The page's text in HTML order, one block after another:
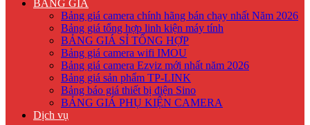
BẢNG GIÁ
Bảng giá camera chính hãng bán chạy nhất Năm 2026
Bảng giá tổng hợp linh kiện máy tính
BẢNG GIÁ SỈ TỔNG HỢP
Bảng giá camera wifi IMOU
Bảng giá camera Ezviz mới nhất năm 2026
Bảng giá sản phẩm TP-LINK
Bảng báo giá thiết bị điện Sino
BẢNG GIÁ PHỤ KIỆN CAMERA
Dịch vụ